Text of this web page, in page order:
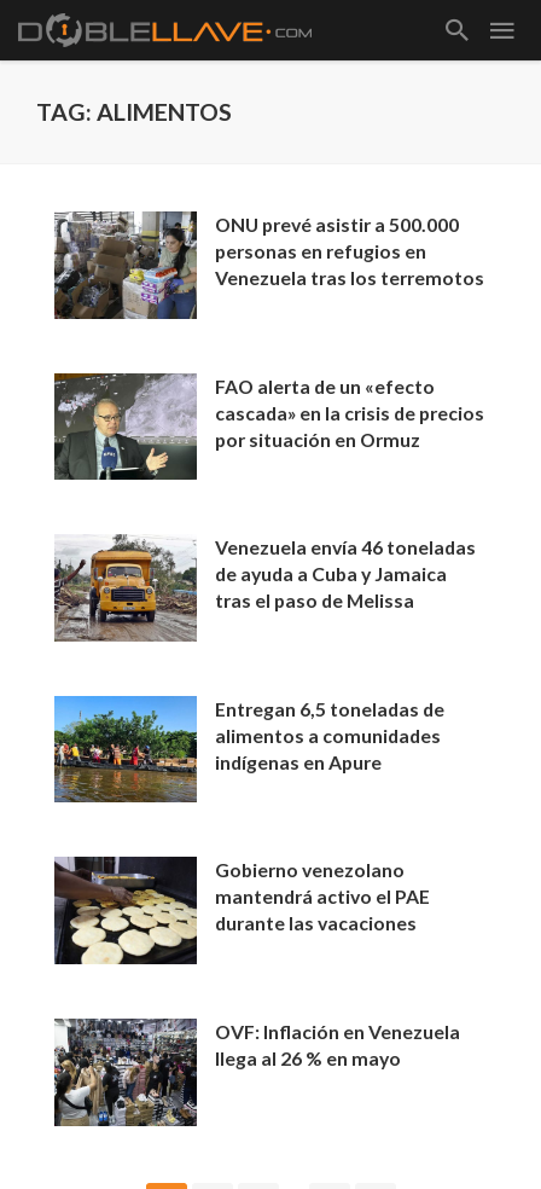
TAG: ALIMENTOS
ONU prevé asistir a 500.000
personas en refugios en
Venezuela tras los terremotos
FAO alerta de un «efecto
cascada» en la crisis de precios
por situación en Ormuz
Venezuela envía 46 toneladas
de ayuda a Cuba y Jamaica
tras el paso de Melissa
Entregan 6,5 toneladas de
alimentos a comunidades
indígenas en Apure
Gobierno venezolano
mantendrá activo el PAE
durante las vacaciones
OVF: Inflación en Venezuela
llega al 26 % en mayo